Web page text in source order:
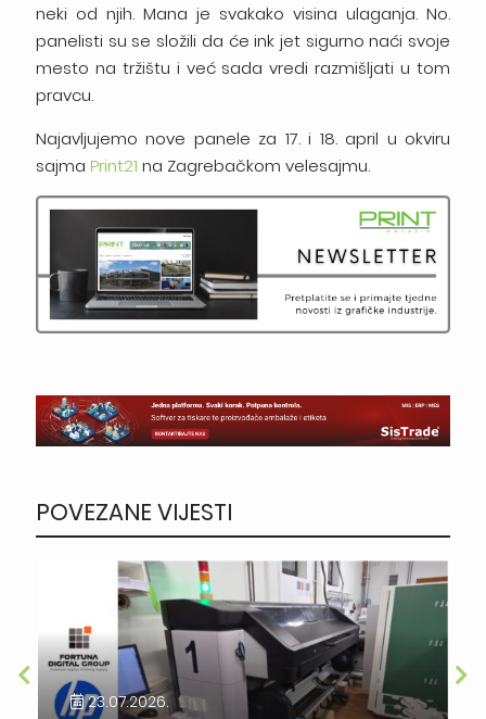
neki od njih. Mana je svakako visina ulaganja. No.
panelisti su se složili da će ink jet sigurno naći svoje
mesto na tržištu i već sada vredi razmišljati u tom
pravcu.
Najavljujemo nove panele za 17. i 18. april u okviru
sajma Print21 na Zagrebačkom velesajmu.
POVEZANE VIJESTI
23.07.2026.